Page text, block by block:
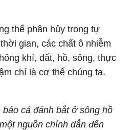
thể phân hủy trong tự
gian, các chất ô nhiễm
khí, đất, hồ, sông, thực
chí là cơ thể chúng ta.
cá đánh bắt ở sông hồ
nguồn chính dẫn đến